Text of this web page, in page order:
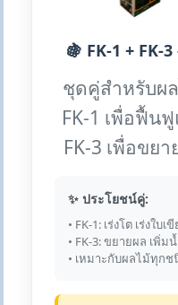
🍇 FK-1 + FK-
ชุดคู่สำหรับผ
FK-1 เพื่อฟื้น
FK-3 เพื่อขย
✨ ประโยชน์คู่:
• FK-1: เร่งโต เร่งใบเ
• FK-3: ขยายผล เพิ่
• เหมาะกับผลไม้ทุกช